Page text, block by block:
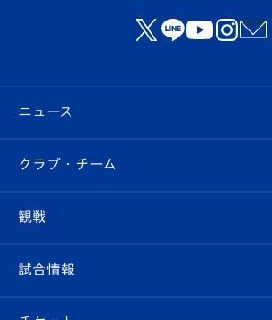
ニュース
すべて
クラブ
試合情報
クラブ・チーム
クラブ概要
観戦
観戦ルール
試合情報